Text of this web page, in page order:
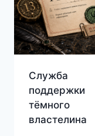
Служба
поддержки
тёмного
властелина